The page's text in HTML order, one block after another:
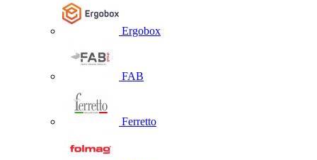
Ergobox
FAB
Ferretto